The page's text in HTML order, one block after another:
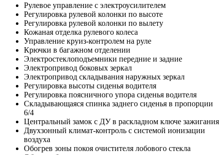
Рулевое управление с электроусилителем
Регулировка рулевой колонки по высоте
Регулировка рулевой колонки по вылету
Кожаная отделка рулевого колеса
Управление круиз-контролем на руле
Крючки в багажном отделении
Электростеклоподъемники передние и задние
Электропривод боковых зеркал
Электропривод складывания наружных зеркал
Регулировка высоты сиденья водителя
Регулировка поясничного упора сиденья водителя
Складывающаяся спинка заднего сиденья в пропорции
6/4
Центральный замок с ДУ в раскладном ключе зажигания
Двухзонный климат-контроль с системой ионизации
воздуха
Обогрев зоны покоя очистителя лобового стекла